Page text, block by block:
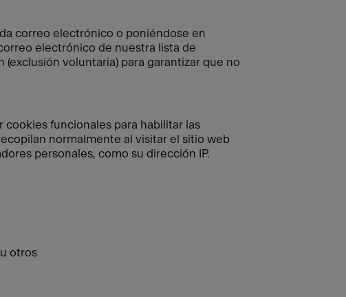
correo electrónico o poniéndose en
electrónico de nuestra lista de
voluntaria) para garantizar que no
cookies funcionales para habilitar las
normalmente al visitar el sitio web
personales, como su dirección IP.
otros